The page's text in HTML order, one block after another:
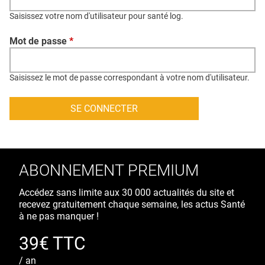
CONTACT
CRÉDITS
Saisissez votre nom d'utilisateur pour santé log.
Mot de passe *
Saisissez le mot de passe correspondant à votre nom d'utilisateur.
ABONNEMENT PREMIUM
Accédez sans limite aux 30 000 actualités du site et
recevez gratuitement chaque semaine, les actus Santé
à ne pas manquer !
39€ TTC
/ an